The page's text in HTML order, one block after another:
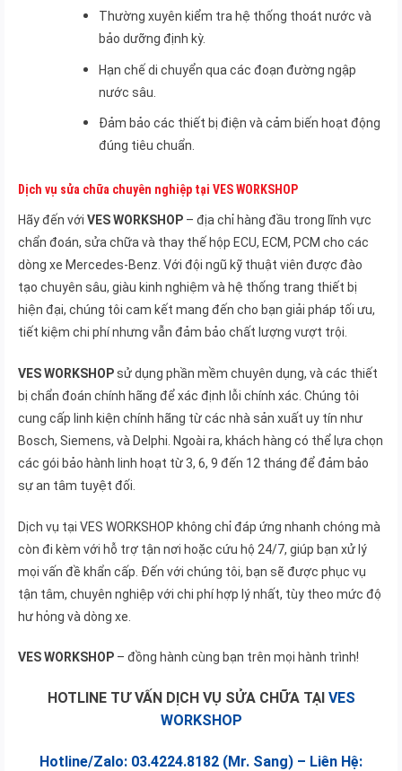
Thường xuyên kiểm tra hệ thống thoát nước và
bảo dưỡng định kỳ.
Hạn chế di chuyển qua các đoạn đường ngập
nước sâu.
Đảm bảo các thiết bị điện và cảm biến hoạt động
đúng tiêu chuẩn.
Dịch vụ sửa chữa chuyên nghiệp tại VES WORKSHOP
Hãy đến với VES WORKSHOP – địa chỉ hàng đầu trong lĩnh vực
chẩn đoán, sửa chữa và thay thế hộp ECU, ECM, PCM cho các
dòng xe Mercedes-Benz. Với đội ngũ kỹ thuật viên được đào
tạo chuyên sâu, giàu kinh nghiệm và hệ thống trang thiết bị
hiện đại, chúng tôi cam kết mang đến cho bạn giải pháp tối ưu,
tiết kiệm chi phí nhưng vẫn đảm bảo chất lượng vượt trội.
VES WORKSHOPsử dụng phần mềm chuyên dụng, và các thiết
bị chẩn đoán chính hãng để xác định lỗi chính xác. Chúng tôi
cung cấp linh kiện chính hãng từ các nhà sản xuất uy tín như
Bosch, Siemens, và Delphi. Ngoài ra, khách hàng có thể lựa chọn
các gói bảo hành linh hoạt từ 3, 6, 9 đến 12 tháng để đảm bảo
sự an tâm tuyệt đối.
Dịch vụ tại VES WORKSHOP không chỉ đáp ứng nhanh chóng mà
còn đi kèm với hỗ trợ tận nơi hoặc cứu hộ 24/7, giúp bạn xử lý
mọi vấn đề khẩn cấp. Đến với chúng tôi, bạn sẽ được phục vụ
tận tâm, chuyên nghiệp với chi phí hợp lý nhất, tùy theo mức độ
hư hỏng và dòng xe.
VES WORKSHOP – đồng hành cùng bạn trên mọi hành trình!
HOTLINE TƯ VẤN DỊCH VỤ SỬA CHỮA TẠI VES
WORKSHOP
Hotline/Zalo: 03.4224.8182 (Mr. Sang) – Liên Hệ: